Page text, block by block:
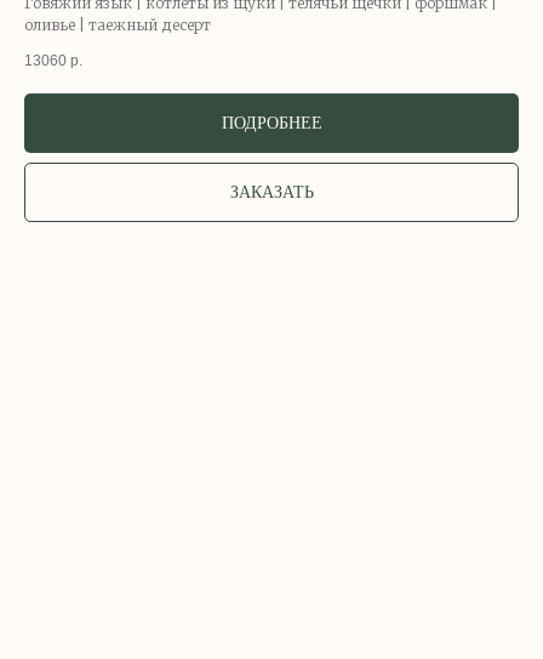
оливье | таежный десерт
13060 р.
ПОДРОБНЕЕ
ЗАКАЗАТЬ